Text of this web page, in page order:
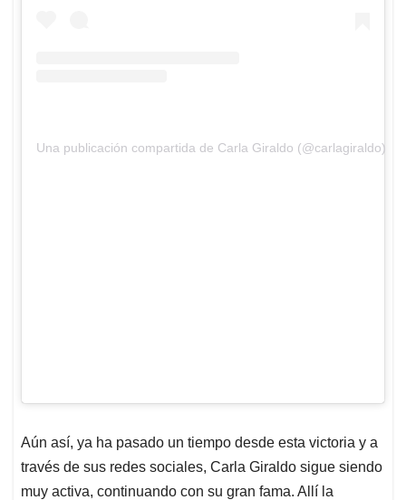
Una publicación compartida de Carla Giraldo (@carlagiraldo)
Aún así, ya ha pasado un tiempo desde esta victoria y a
través de sus redes sociales, Carla Giraldo sigue siendo
muy activa, continuando con su gran fama. Allí la